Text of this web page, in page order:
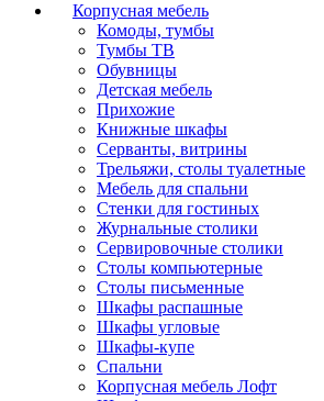
Корпусная мебель
Комоды, тумбы
Тумбы ТВ
Обувницы
Детская мебель
Прихожие
Книжные шкафы
Серванты, витрины
Трельяжи, столы туалетные
Мебель для спальни
Стенки для гостиных
Журнальные столики
Сервировочные столики
Столы компьютерные
Столы письменные
Шкафы распашные
Шкафы угловые
Шкафы-купе
Спальни
Корпусная мебель Лофт